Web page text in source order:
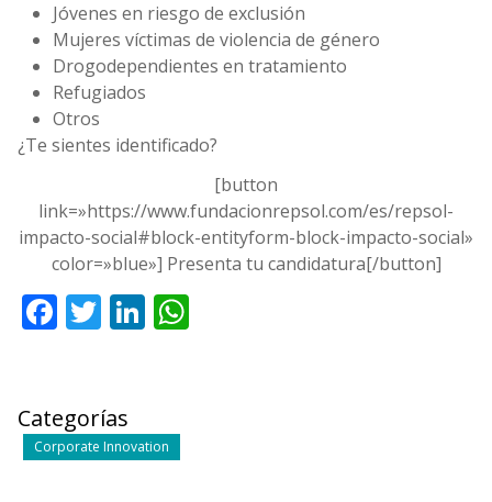
Jóvenes en riesgo de exclusión
Mujeres víctimas de violencia de género
Drogodependientes en tratamiento
Refugiados
Otros
¿Te sientes identificado?
[button
link=»https://www.fundacionrepsol.com/es/repsol-
impacto-social#block-entityform-block-impacto-social»
color=»blue»] Presenta tu candidatura[/button]
Facebook
TwitterLinkedIn
Categorías
Corporate Innovation